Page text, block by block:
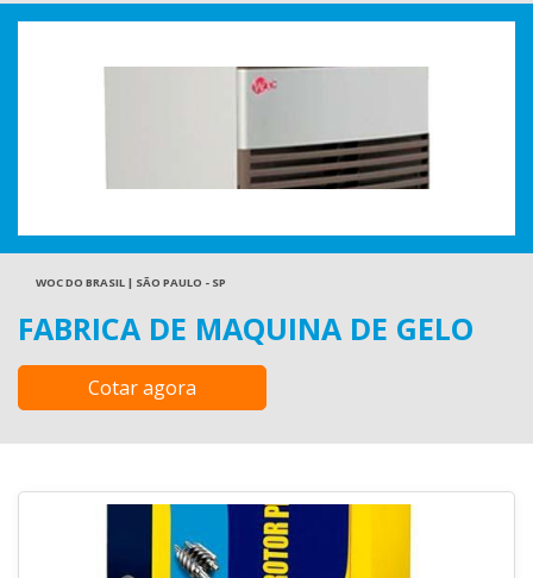
WOC DO BRASIL | SÃO PAULO - SP
FABRICA DE MAQUINA DE GELO
Cotar agora